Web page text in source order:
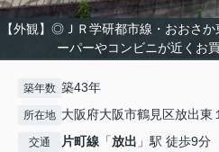
【外観】◎ＪＲ学研都市線・おおさ
ーパーやコンビニが近くお
築年数 築43年
所在地 大阪府大阪市鶴見区放出東
交通 片町線 「放出 」駅 徒歩9分